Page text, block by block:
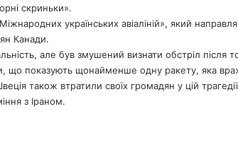
скриньки».
українських авіаліній», який
Канади.
але був змушений визнати обстріл після
що показують щонайменше одну ракету, яка
також втратили своїх громадян у цій
з Іраном.